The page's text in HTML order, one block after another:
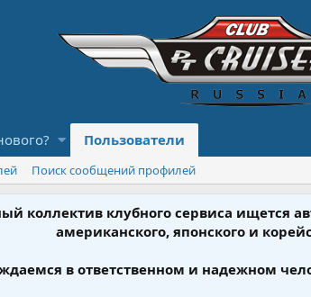
Пользователи
Поиск сообщений профилей
коллектив клубного сервиса ищется
американского, японского и
в ответственном и надежном